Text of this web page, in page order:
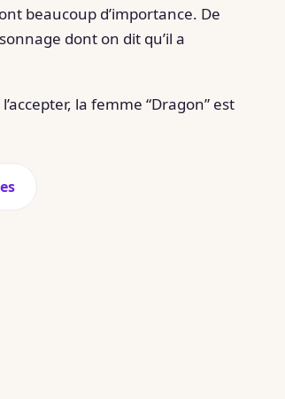
beaucoup d’importance. De
dont on dit qu’il a
la femme “Dragon” est